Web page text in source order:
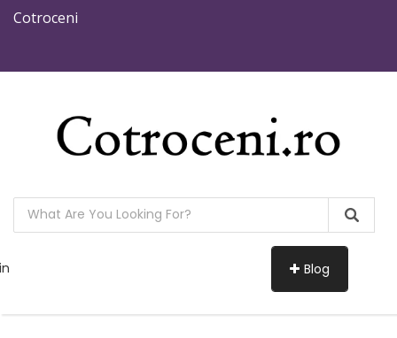
Cotroceni
Blog